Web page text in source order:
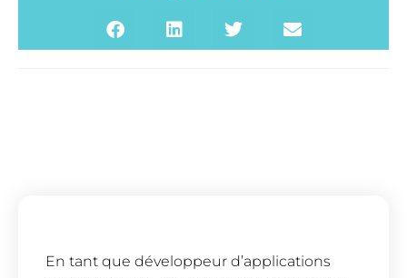
En tant que développeur d’applications